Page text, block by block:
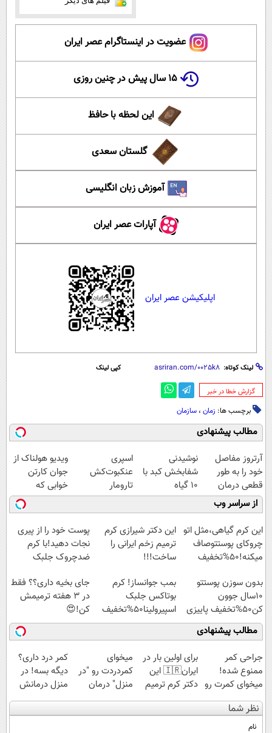
عضویت در اینستاگرام عصر ایران
۱۵ سال پیش در چنین روزی
این لحظه با حافظ
گلستان سعدی
آموزش زبان انگلیسی
آپارات عصر ایران
اپلیکیشن عصر ایران
لینک کوتاه: کپی لینک
‌گزارش خطا در خبر
برچسب ها: زمان ، سازمان
مطالب پیشنهادی
آرتروز مفاصل
خود را به طور
قطعی درمان
کنید!
◗پرسش‌نامه◖
نوشیدنی
شفابخش کبد با
10 گیاه
موثر(تخفیف تا
امشب)
اسپری
عنکبوت‌‌کش
تارومار
ازبین‌برنده انواع
عنکبوت
ویدیو هولناک از
جوان کارتن
خوابی که
میلیاردر شد.
آموزش رایگان
از سراسر وب
این کرم گیاهی،مثل اتو
چروکای پوستتوصاف
میکنه!50%تخفیف
این دکتر شیرازی کرم
ترمیم زخم ایرانی را
ساخت!!!
پوست خود را از پیری
نجات دهید!با کرم
ضدچروک جلبک
بدون سوزن پوستتو
10سال جوون
کن50%تخفیف پاییزی
بمب جوانساز! کرم
بوتاکس جلبک
اسپیرولینا50%تخفیف
جای بخیه داری؟؟ فقط
در 3 هفته ترمیمش
کن!😍
مطالب پیشنهادی
جراحی کمر
ممنوع شده!
میخوای کمرت رو
در منزل درمان
کنی؟
((پرسش‌نامه))
برای اولین بار در
ایران🇮🇷 این
دکتر کرم ترمیم
کننده 23 روزه
ساخت!
میخوای
کمردردت رو "در
منزل" درمان
کنی؟ (◂فیلم +
◂پرسش‌نامه)
کمر درد داری؟
دیگه بسه! در
منزل درمانش
کن
(◀پرسش‌نامه)
نظر شما
نام